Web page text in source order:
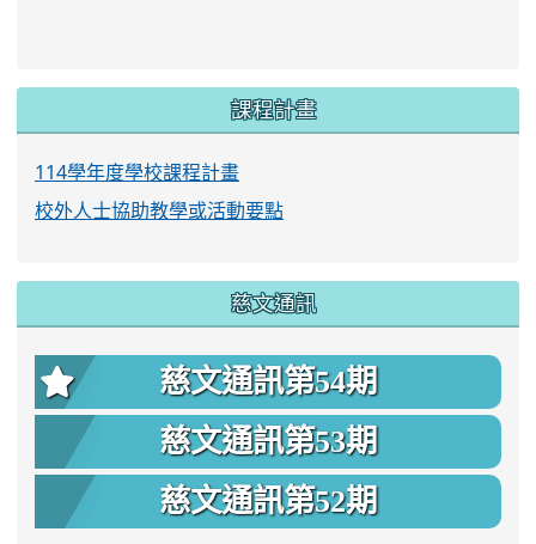
課程計畫
114學年度學校課程計畫
校外人士協助教學或活動要點
慈文通訊
慈文通訊第54期
慈文通訊第53期
慈文通訊第52期